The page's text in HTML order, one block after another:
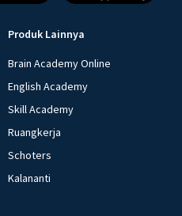
Produk Lainnya
Brain Academy Online
English Academy
Skill Academy
Ruangkerja
Schoters
Kalananti